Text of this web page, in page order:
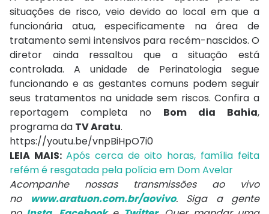
situações de risco, veio devido ao local em que a
funcionária atua, especificamente na área de
tratamento semi intensivos para recém-nascidos. O
diretor ainda ressaltou que a situação está
controlada. A unidade de Perinatologia segue
funcionando e as gestantes comuns podem seguir
seus tratamentos na unidade sem riscos. Confira a
reportagem completa no Bom dia Bahia,
programa da TV Aratu.
https://youtu.be/vnpBiHpO7i0
LEIA MAIS: Após cerca de oito horas, família feita
refém é resgatada pela polícia em Dom Avelar
Acompanhe nossas transmissões ao vivo
no
www.aratuon.com.br/aovivo. Siga a gente